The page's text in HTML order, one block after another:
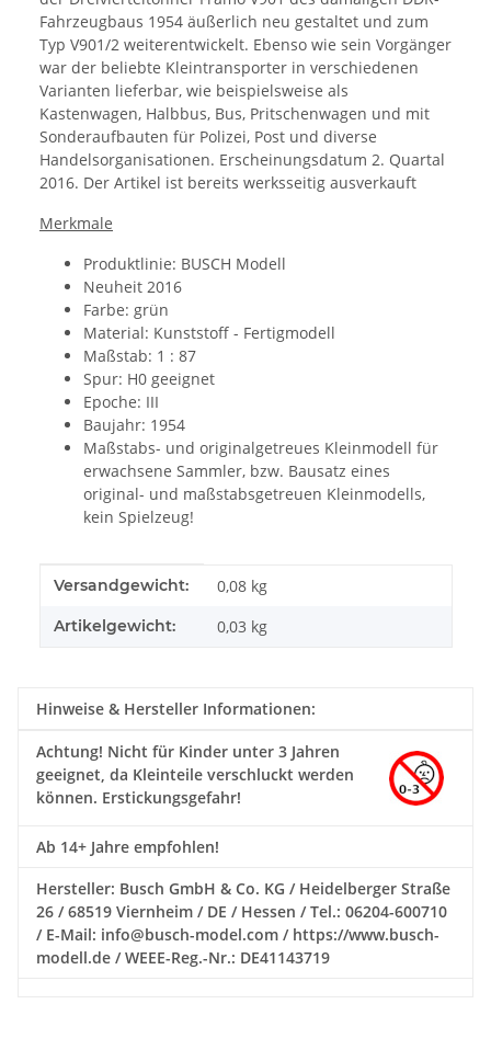
Fahrzeugbaus 1954 äußerlich neu gestaltet und zum
Typ V901/2 weiterentwickelt. Ebenso wie sein Vorgänger
war der beliebte Kleintransporter in verschiedenen
Varianten lieferbar, wie beispielsweise als
Kastenwagen, Halbbus, Bus, Pritschenwagen und mit
Sonderaufbauten für Polizei, Post und diverse
Handelsorganisationen. Erscheinungsdatum 2. Quartal
2016. Der Artikel ist bereits werksseitig ausverkauft
Merkmale
Produktlinie: BUSCH Modell
Neuheit 2016
Farbe: grün
Material: Kunststoff - Fertigmodell
Maßstab: 1 : 87
Spur: H0 geeignet
Epoche: III
Baujahr: 1954
Maßstabs- und originalgetreues Kleinmodell für
erwachsene Sammler, bzw. Bausatz eines
original- und maßstabsgetreuen Kleinmodells,
kein Spielzeug!
Produkteigenschaft
Wert
Versandgewicht: 0,08 kg
Artikelgewicht: 0,03 kg
Hinweise & Hersteller Informationen:
Achtung! Nicht für Kinder unter 3 Jahren
geeignet, da Kleinteile verschluckt werden
können. Erstickungsgefahr!
Ab 14+ Jahre empfohlen!
Hersteller: Busch GmbH & Co. KG / Heidelberger Straße
26 / 68519 Viernheim / DE / Hessen / Tel.: 06204-600710
/ E-Mail: info@busch-model.com / https://www.busch-
modell.de / WEEE-Reg.-Nr.: DE41143719